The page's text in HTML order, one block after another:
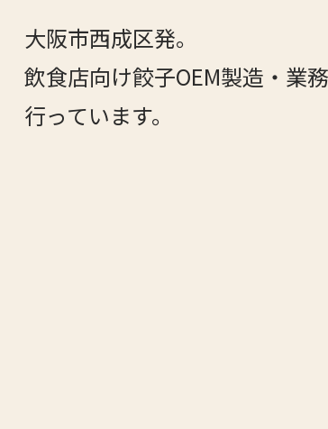
大阪市西成区発。
飲食店向け餃子OEM製造・業
行っています。